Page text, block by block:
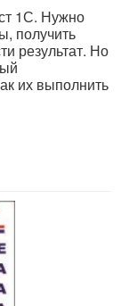
1С. Нужно
получить
результат. Но
их выполнить